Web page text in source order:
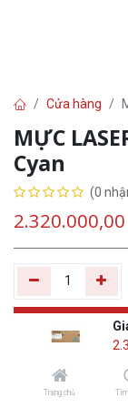
Trang chủ
Cửa hàng
MỰC
Cyan
(0
2.320.000,00
Thêm vào
hàng
Yêu thích